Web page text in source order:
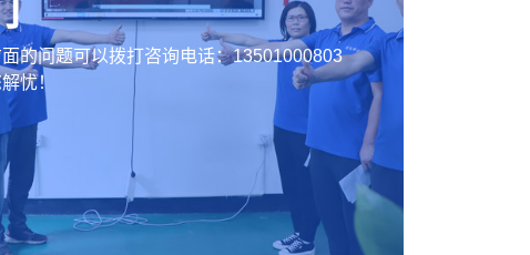
的问题可以拨打咨询电话：13501000803
忧！